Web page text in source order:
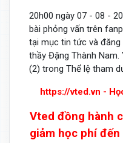
20h00 ngày 07 - 08 -
bài phỏng vấn trên
tại mục tin tức và
thầy Đặng Thành
(2) trong Thể lệ tham
https://vted.vn -
Vted đồng hành
giảm học phí đến